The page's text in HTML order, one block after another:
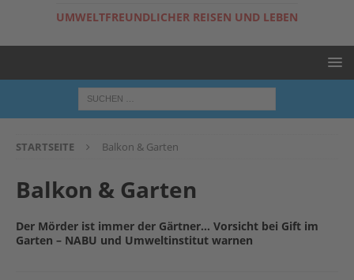
UMWELTFREUNDLICHER REISEN UND LEBEN
STARTSEITE Balkon & Garten
Balkon & Garten
Der Mörder ist immer der Gärtner… Vorsicht bei Gift im
Garten – NABU und Umweltinstitut warnen